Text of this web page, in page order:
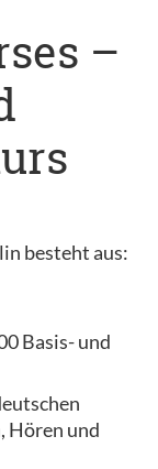
–
besteht aus:
Basis- und
Hören und